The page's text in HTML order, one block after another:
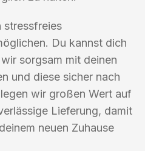
stressfreies
Du kannst dich
sorgsam mit deinen
und diese sicher nach
wir großen Wert auf
Lieferung, damit
neuen Zuhause